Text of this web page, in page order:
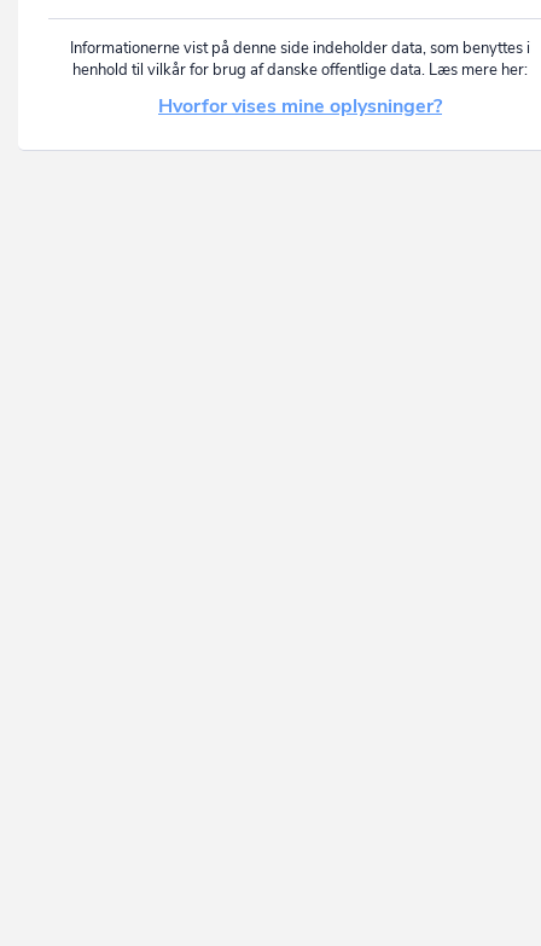
Informationerne vist på denne side indeholder data, som benyttes i
henhold til vilkår for brug af danske offentlige data. Læs mere her:
Hvorfor vises mine oplysninger?